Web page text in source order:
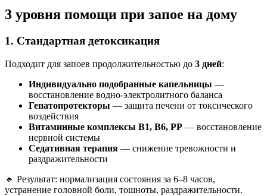
3 уровня помощи при запое на дому
1. Стандартная детоксикация
Подходит для запоев продолжительностью до 3 дней:
Индивидуально подобранные капельницы —
восстановление водно-электролитного баланса
Гепатопротекторы — защита печени от токсического
воздействия
Витаминные комплексы B1, B6, PP — восстановление
нервной системы
Седативная терапия — снижение тревожности и
раздражительности
🔹 Результат: нормализация состояния за 6–8 часов,
устранение головной боли, тошноты, раздражительности.